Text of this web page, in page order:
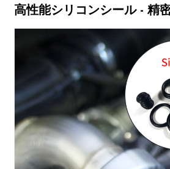
高性能シリコンシール - 精